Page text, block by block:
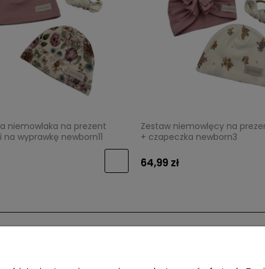
niemowlaka na prezent
wyprawkę newborn11
Zestaw niemowlęcy na
+ czapeczka newborn3
64,99 zł